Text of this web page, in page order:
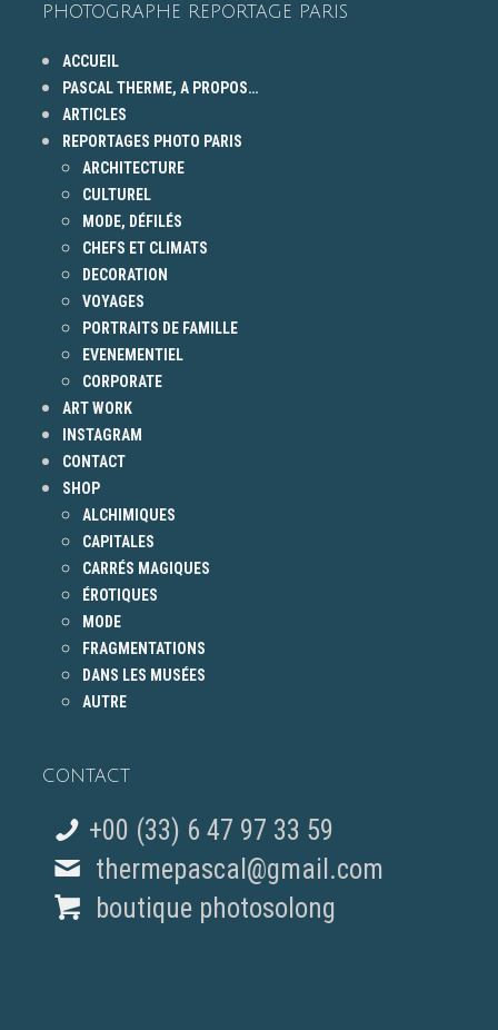
PHOTOGRAPHE REPORTAGE PARIS
ACCUEIL
PASCAL THERME, A PROPOS…
ARTICLES
REPORTAGES PHOTO PARIS
ARCHITECTURE
CULTUREL
MODE, DÉFILÉS
CHEFS ET CLIMATS
DECORATION
VOYAGES
PORTRAITS DE FAMILLE
EVENEMENTIEL
CORPORATE
ART WORK
INSTAGRAM
CONTACT
SHOP
ALCHIMIQUES
CAPITALES
CARRÉS MAGIQUES
ÉROTIQUES
MODE
FRAGMENTATIONS
DANS LES MUSÉES
AUTRE
CONTACT
+00 (33) 6 47 97 33 59
thermepascal@gmail.com
boutique photosolong